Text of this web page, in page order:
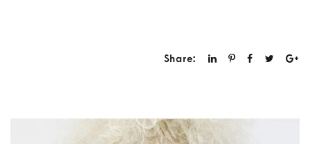
Share: